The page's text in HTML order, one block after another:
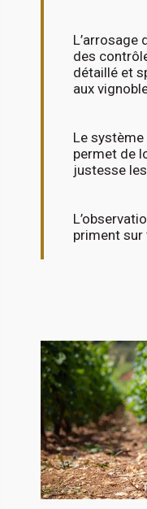
L’arrosage
des
détaillé et
aux
Le
permet de
justesse
priment